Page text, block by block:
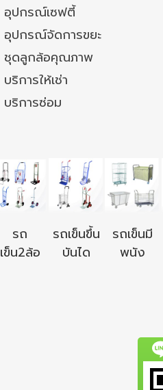
อุปกรณ์เซฟตี้
อุปกรณ์จัดการขยะ
ชุดลูกล้อคุณภาพ
บริการให้เช่า
บริการซ่อม
รถ
เข็น2ล้อ
รถเข็นขึ้น
บันได
รถเข็นมี
พนัง